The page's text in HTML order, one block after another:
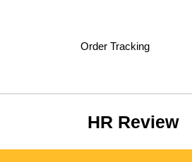
Order Tracking
HR Review